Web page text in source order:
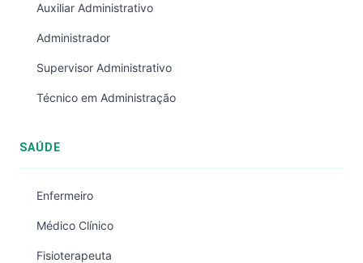
Auxiliar Administrativo
Administrador
Supervisor Administrativo
Técnico em Administração
SAÚDE
Enfermeiro
Médico Clínico
Fisioterapeuta